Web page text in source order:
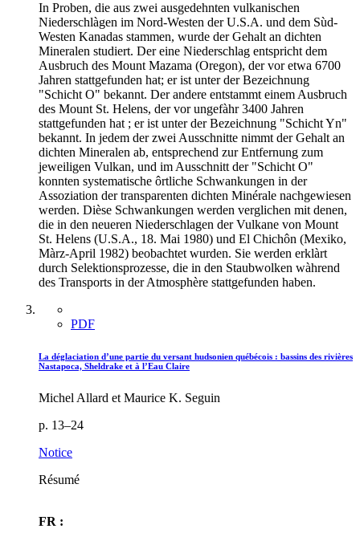
In Proben, die aus zwei ausgedehnten vulkanischen
Niederschlàgen im Nord-Westen der U.S.A. und dem Sùd-
Westen Kanadas stammen, wurde der Gehalt an dichten
Mineralen studiert. Der eine Niederschlag entspricht dem
Ausbruch des Mount Mazama (Oregon), der vor etwa 6700
Jahren stattgefunden hat; er ist unter der Bezeichnung
"Schicht O" bekannt. Der andere entstammt einem Ausbruch
des Mount St. Helens, der vor ungefàhr 3400 Jahren
stattgefunden hat ; er ist unter der Bezeichnung "Schicht Yn"
bekannt. In jedem der zwei Ausschnitte nimmt der Gehalt an
dichten Mineralen ab, entsprechend zur Entfernung zum
jeweiligen Vulkan, und im Ausschnitt der "Schicht O"
konnten systematische ôrtliche Schwankungen in der
Assoziation der transparenten dichten Minérale nachgewiesen
werden. Dièse Schwankungen werden verglichen mit denen,
die in den neueren Niederschlagen der Vulkane von Mount
St. Helens (U.S.A., 18. Mai 1980) und El Chichôn (Mexiko,
Màrz-April 1982) beobachtet wurden. Sie werden erklàrt
durch Selektionsprozesse, die in den Staubwolken wàhrend
des Transports in der Atmosphère stattgefunden haben.
PDF
La déglaciation d’une partie du versant hudsonien québécois : bassins des rivières
Nastapoca, Sheldrake et à l’Eau Claire
Michel Allard et Maurice K. Seguin
p. 13–24
Notice
Résumé
FR :